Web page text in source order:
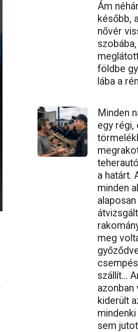
Ám
később,
nővér
földbe
lába a
Minden
egy régi,
a határt.
minden
alaposan
meg
szállít…
azonban
kiderült
sem